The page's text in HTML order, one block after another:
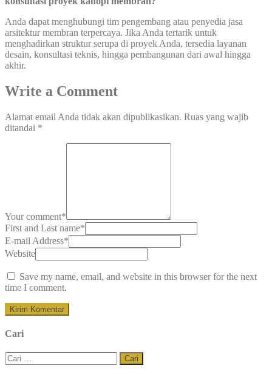
Anda dapat menghubungi tim pengembang atau penyedia jasa
arsitektur membran terpercaya. Jika Anda tertarik untuk
menghadirkan struktur serupa di proyek Anda, tersedia layanan
desain, konsultasi teknis, hingga pembangunan dari awal hingga
akhir.
Write a Comment
Alamat email Anda tidak akan dipublikasikan. Ruas yang wajib
ditandai *
Your comment*
First and Last name*
E-mail Address*
Website
Save my name, email, and website in this browser for the next
time I comment.
Cari
Cari
untuk: